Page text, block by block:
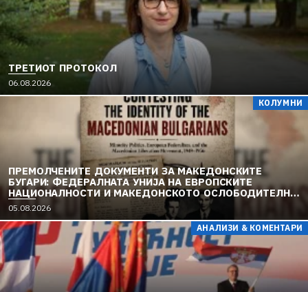
ТРЕТИОТ ПРОТОКОЛ
06.08.2026
КОЛУМНИ
ПРЕМОЛЧЕНИТЕ ДОКУМЕНТИ ЗА МАКЕДОНСКИТЕ
БУГАРИ: ФЕДЕРАЛНАТА УНИЈА НА ЕВРОПСКИТЕ
НАЦИОНАЛНОСТИ И МАКЕДОНСКОТО ОСЛОБОДИТЕЛНО
ДВИЖЕЊЕ (1949–1956) (2)
05.08.2026
АНАЛИЗИ & КОМЕНТАРИ